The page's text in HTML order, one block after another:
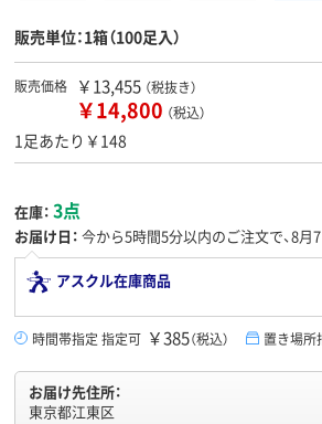
販売単位：1箱（100足入）
販売価格 ￥13,455 （税抜き）
￥14,800 （税込）
1足あたり￥148
在庫： 3点
お届け日： 今から5時間5分以内のご注文で、8月7
アスクル在庫商品
時間帯指定 指定可 ￥385（税込） 置き場所
お届け先住所：
東京都江東区